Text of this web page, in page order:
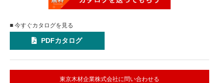
■ 今すぐカタログを見る
PDFカタログ
東京木材企業株式会社に問い合わせる